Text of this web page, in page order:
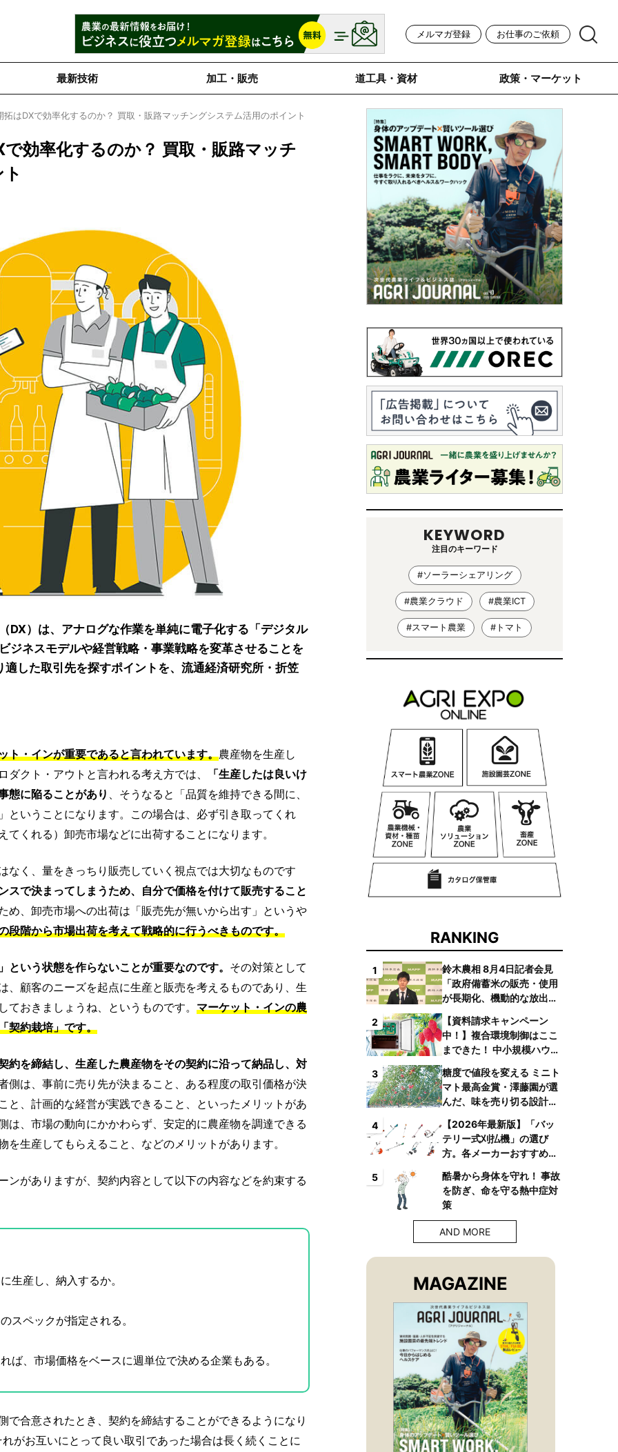
メルマガ登録 お仕事のご依頼
最新技術 加工・販売 道工具・資材 政策・マーケット
はDXで効率化するのか？ 買取・販路マッチングシステム活用のポイント
効率化するのか？ 買取・販路マッチ
DX）は、アナログな作業を単純に電子化する「デジタル
ジネスモデルや経営戦略・事業戦略を変革させることを
した取引先を探すポイントを、流通経済研究所・折笠
ト・インが重要であると言われています。農産物を生産し
クト・アウトと言われる考え方では、
「生産したは良いけ
態に陥ることがあり
、そうなると「品質を維持できる間に、
ということになります。この場合は、必ず引き取ってくれ
くれる）卸売市場などに出荷することになります。
なく、量をきっちり販売していく視点では大切なものです
スで決まってしまうため、自分で価格を付けて販売すること
め、卸売市場への出荷は「販売先が無いから出す」というや
段階から市場出荷を考えて戦略的に行うべきものです。
いう状態を作らないことが重要なのです。 その対策として
、顧客のニーズを起点に生産と販売を考えるものであり、生
おきましょうね、というものです。 マーケット・インの農
契約栽培」です。
約を締結し、生産した農産物をその契約に沿って納品し、対
側は、事前に売り先が決まること、ある程度の取引価格が決
と、計画的な経営が実践できること、といったメリットがあ
は、市場の動向にかかわらず、安定的に農産物を調達できる
生産してもらえること、などのメリットがあります。
ンがありますが、契約内容として以下の内容などを約束する
生産し、納入するか。
スペックが指定される。
、市場価格をベースに週単位で決める企業もある。
で合意されたとき、契約を締結することができるようになり
がお互いにとって良い取引であった場合は長く続くことに
KEYWORD
注目のキーワード
#ソーラーシェアリング
#農業クラウド #農業ICT
#スマート農業 #トマト
RANKING
1
鈴木農相 8月4日記者会見
「政府備蓄米の販売・使用
が長期化、機動的な放出体
2
【資料請求キャンペーン
中！】複合環境制御はここ
まできた！ 中小規模ハウス
複合環境制御装置が誕生
3
糖度で値段を変える ミニト
マト最高金賞・澤藤園が選
んだ、味を売り切る設計と
4
【2026年最新版】「バッ
テリー式刈払機」の選び
方。各メーカーおすすめ機
5
酷暑から身体を守れ！ 事故
を防ぎ、命を守る熱中症対
策
AND MORE
MAGAZINE